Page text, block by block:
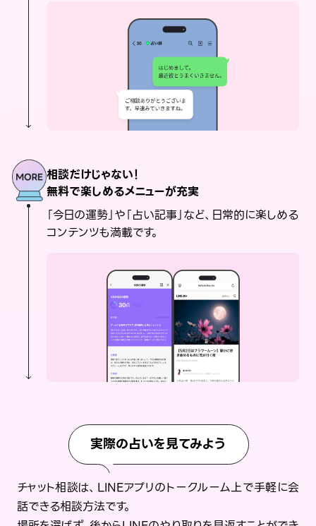
相談だけじゃない！
無料で楽しめるメニューが充実
「今日の運勢」や「占い記事」など、日常的に楽しめる
コンテンツも満載です。
実際の占いを見てみよう
チャット相談は、LINEアプリのトークルーム上で手軽に会
話できる相談方法です。